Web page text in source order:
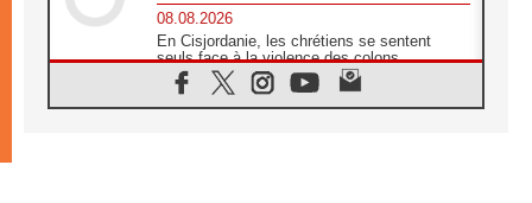
08.08.2026
En Cisjordanie, les chrétiens se sentent
seuls face à la violence des colons
08.08.2026
Léon XIV au sanctuaire de Notre Dame du